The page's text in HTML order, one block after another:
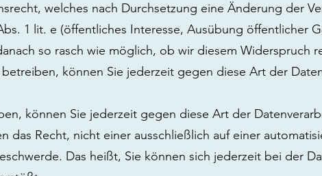
welches nach Durchsetzung eine Änderung der
1 lit. e (öffentliches Interesse, Ausübung
so rasch wie möglich, ob wir diesem Widerspruch
können Sie jederzeit gegen diese Art der
können Sie jederzeit gegen diese Art der
das Recht, nicht einer ausschließlich auf einer
Das heißt, Sie können sich jederzeit bei